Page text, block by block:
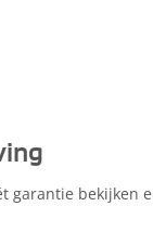
garantie bekijken